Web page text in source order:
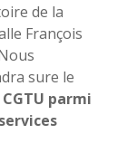
de la
François
sure le
parmi